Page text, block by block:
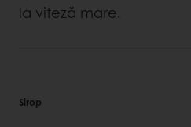
la viteză mare.
Sirop